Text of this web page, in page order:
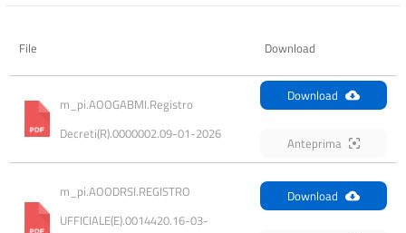
File Download
m_pi.AOOGABMI.Registro
Decreti(R).0000002.09-01-2026
Download
Anteprima
m_pi.AOODRSI.REGISTRO
UFFICIALE(E).0014420.16-03-
Download